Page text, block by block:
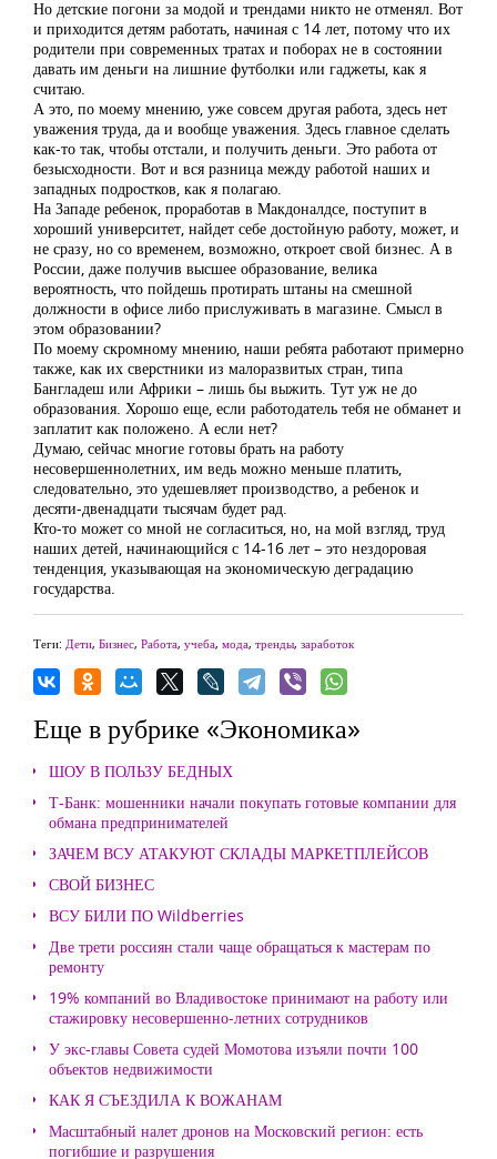
Но детские погони за модой и трендами никто не отменял. Вот
и приходится детям работать, начиная с 14 лет, потому что их
родители при современных тратах и поборах не в состоянии
давать им деньги на лишние футболки или гаджеты, как я
считаю.
А это, по моему мнению, уже совсем другая работа, здесь нет
уважения труда, да и вообще уважения. Здесь главное сделать
как-то так, чтобы отстали, и получить деньги. Это работа от
безысходности. Вот и вся разница между работой наших и
западных подростков, как я полагаю.
На Западе ребенок, проработав в Макдоналдсе, поступит в
хороший университет, найдет себе достойную работу, может, и
не сразу, но со временем, возможно, откроет свой бизнес. А в
России, даже получив высшее образование, велика
вероятность, что пойдешь протирать штаны на смешной
должности в офисе либо прислуживать в магазине. Смысл в
этом образовании?
По моему скромному мнению, наши ребята работают примерно
также, как их сверстники из малоразвитых стран, типа
Бангладеш или Африки – лишь бы выжить. Тут уж не до
образования. Хорошо еще, если работодатель тебя не обманет и
заплатит как положено. А если нет?
Думаю, сейчас многие готовы брать на работу
несовершеннолетних, им ведь можно меньше платить,
следовательно, это удешевляет производство, а ребенок и
десяти-двенадцати тысячам будет рад.
Кто-то может со мной не согласиться, но, на мой взгляд, труд
наших детей, начинающийся с 14-16 лет – это нездоровая
тенденция, указывающая на экономическую деградацию
государства.
Теги: Дети, Бизнес, Работа, учеба, мода, тренды, заработок
Еще в рубрике «Экономика»
ШОУ В ПОЛЬЗУ БЕДНЫХ
Т-Банк: мошенники начали покупать готовые компании для
обмана предпринимателей
ЗАЧЕМ ВСУ АТАКУЮТ СКЛАДЫ МАРКЕТПЛЕЙСОВ
СВОЙ БИЗНЕС
ВСУ БИЛИ ПО Wildberries
Две трети россиян стали чаще обращаться к мастерам по
ремонту
19% компаний во Владивостоке принимают на работу или
стажировку несовершенно-летних сотрудников
У экс-главы Совета судей Момотова изъяли почти 100
объектов недвижимости
КАК Я СЪЕЗДИЛА К ВОЖАНАМ
Масштабный налет дронов на Московский регион: есть
погибшие и разрушения